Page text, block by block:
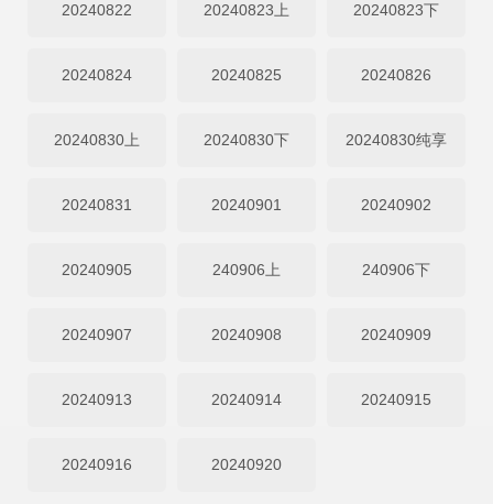
20240822 20240823上 20240823下
20240824 20240825 20240826
20240830上 20240830下 20240830纯享
20240831 20240901 20240902
20240905 240906上 240906下
20240907 20240908 20240909
20240913 20240914 20240915
20240916 20240920